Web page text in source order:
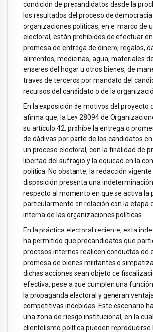
condición de precandidatos desde la
los resultados del proceso de
organizaciones políticas, en el marco de
electoral, están prohibidos de efectuar
promesa de entrega de dinero, regalos,
alimentos, medicinas, agua, materiales
enseres del hogar u otros bienes, de
través de terceros por mandato del
recursos del candidato o de la
En la exposición de motivos del proyecto
afirma que, la Ley 28094 de
su artículo 42, prohíbe la entrega o
de dádivas por parte de los candidatos
un proceso electoral, con la finalidad de
libertad del sufragio y la equidad en la
política. No obstante, la redacción vigente
disposición presenta una
respecto al momento en que se activa la
particularmente en relación con la etapa
interna de las organizaciones políticas.
En la práctica electoral reciente, esta
ha permitido que precandidatos que
procesos internos realicen conductas de
promesa de bienes militantes o
dichas acciones sean objeto de
efectiva, pese a que cumplen una
la propaganda electoral y generan
competitivas indebidas. Este escenario
una zona de riesgo institucional, en la
clientelismo política pueden reproducirse